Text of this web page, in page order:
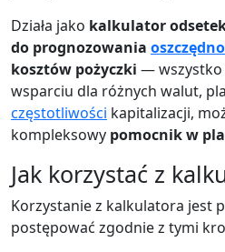
Działa jako kalkulator
do prognozowania
kosztów pożyczki — wszystko
wsparciu dla różnych walut,
częstotliwości kapitalizacji,
kompleksowy pomocnik w
Jak korzystać z
Korzystanie z kalkulatora jest
postępować zgodnie z tymi